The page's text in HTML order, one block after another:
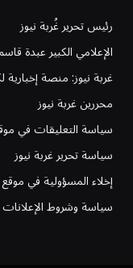
رئيس تحرير غُربة نيوز
الإعلامي الكبير عبدة
غربة نيوز: منصة
محررين غربة نيوز
سياسة التعليقات في
سياسة تحرير غربة نيوز
إخلاء المسؤولية في
سياسة وشروط الإعلانات